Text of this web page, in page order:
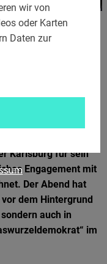
und
Maier-Nadel
Nadel an
von
im Rahmen eines
Karlsburg für sein
Engagement mit
Der Abend hat
dem Hintergrund
auch in
im
wir von
oder Karten
Daten zur